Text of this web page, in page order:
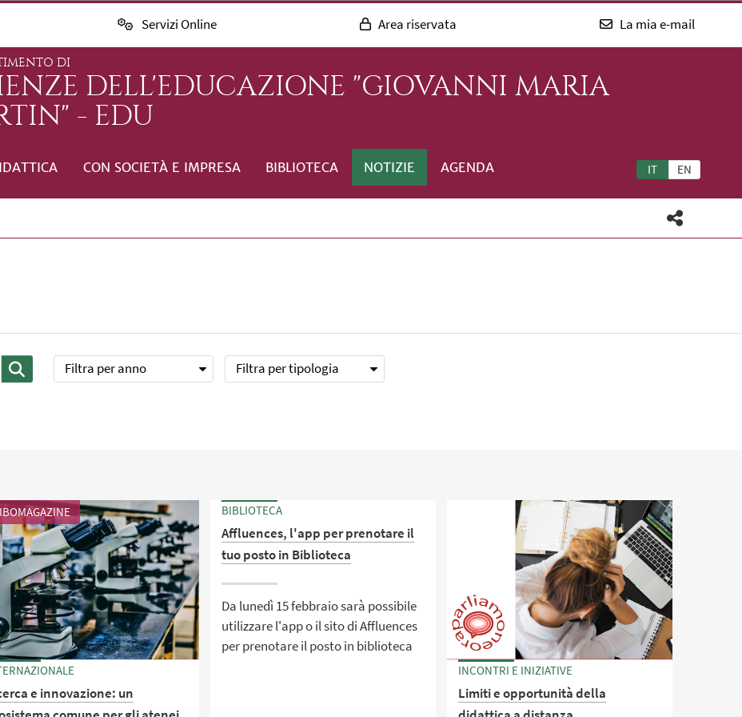
Servizi Online Area riservata La mia e-mail
DI
DELL'EDUCAZIONE "GIOVANNI MARIA
- EDU
IT EN
CON SOCIETÀ E IMPRESA BIBLIOTECA NOTIZIE AGENDA
Filtra per anno Filtra per tipologia
e innovazione: un
BIBLIOTECA
Affluences, l'app per prenotare il
tuo posto in Biblioteca
Da lunedì 15 febbraio sarà possibile
utilizzare l'app o il sito di Affluences
per prenotare il posto in biblioteca
INCONTRI E INIZIATIVE
Limiti e opportunità della